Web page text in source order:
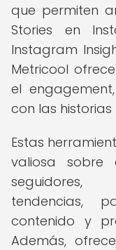
que permiten
Stories en
Instagram
Metricool
el
con las
Estas
valiosa sobre
seguidores,
tendencias,
contenido y
Además,